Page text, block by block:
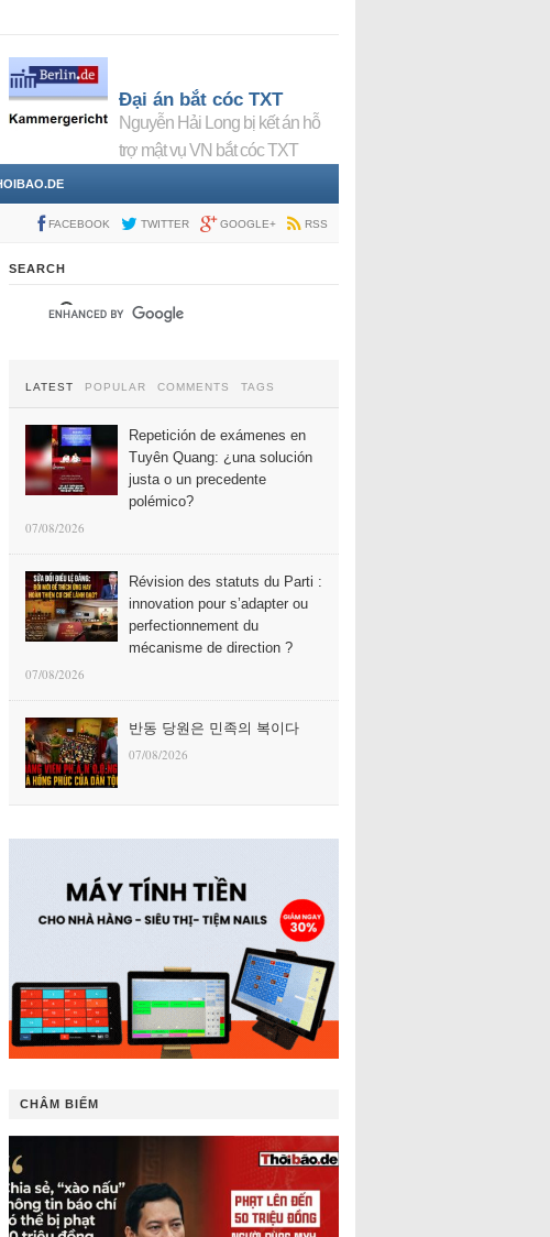
Đại án bắt cóc TXT
Nguyễn Hải Long bị kết án hỗ
trợ mật vụ VN bắt cóc TXT
FACEBOOK TWITTER GOOGLE+ RSS
SEARCH
LATEST POPULAR COMMENTS TAGS
Repetición de exámenes en
Tuyên Quang: ¿una solución
justa o un precedente
polémico?
07/08/2026
Révision des statuts du Parti :
innovation pour s’adapter ou
perfectionnement du
mécanisme de direction ?
07/08/2026
반동 당원은 민족의 복이다
07/08/2026
CHÂM BIẾM